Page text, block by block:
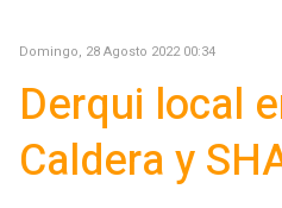
Domingo, 28 Agosto 2022 00:34
Derqui local
Caldera y